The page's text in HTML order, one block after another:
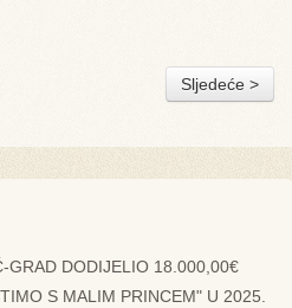
Sljedeće >
GRAD DODIJELIO 18.000,00€
S MALIM PRINCEM" U 2025.